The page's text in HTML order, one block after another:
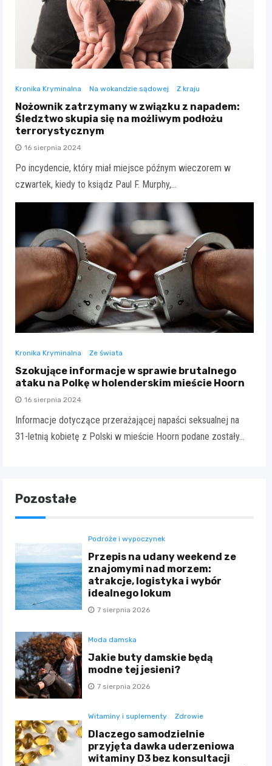
Kronika Kryminalna Na wokandzie sądowej Z kraju
Nożownik zatrzymany w związku z napadem:
Śledztwo skupia się na możliwym podłożu
terrorystycznym
16 sierpnia 2024
Po incydencie, który miał miejsce późnym wieczorem w
czwartek, kiedy to ksiądz Paul F. Murphy,…
Kronika Kryminalna Ze świata
Szokujące informacje w sprawie brutalnego
ataku na Polkę w holenderskim mieście Hoorn
16 sierpnia 2024
Informacje dotyczące przerażającej napaści seksualnej na
31-letnią kobietę z Polski w mieście Hoorn podane zostały…
Pozostałe
Podróże i wypoczynek
Przepis na udany weekend ze
znajomymi nad morzem:
atrakcje, logistyka i wybór
idealnego lokum
7 sierpnia 2026
Moda damska
Jakie buty damskie będą
modne tej jesieni?
7 sierpnia 2026
Witaminy i suplementy Zdrowie
Dlaczego samodzielnie
przyjęta dawka uderzeniowa
witaminy D3 bez konsultacji